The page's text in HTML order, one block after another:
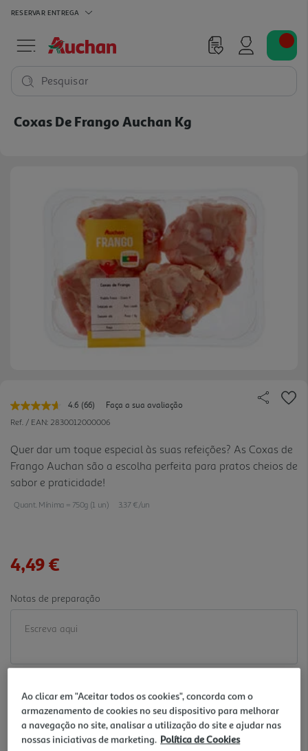
RESERVAR ENTREGA
Pesquisar
Coxas De Frango Auchan Kg
4.6 Leu
66
para
a
mesma
página.
(66)
Faça a sua avaliação
Ref. / EAN: 2830012000006
Quer dar um toque especial às suas refeições? As Coxas de
Frango Auchan são a escolha perfeita para pratos cheios de
sabor e praticidade!
Quant. Mínima = 750g (1 un) 3.37 €/un
4,49 €
Notas de preparação
Ao clicar em "Aceitar todos os cookies", concorda com o
armazenamento de cookies no seu dispositivo para melhorar
a navegação no site, analisar a utilização do site e ajudar nas
nossas iniciativas de marketing. Política de Cookies